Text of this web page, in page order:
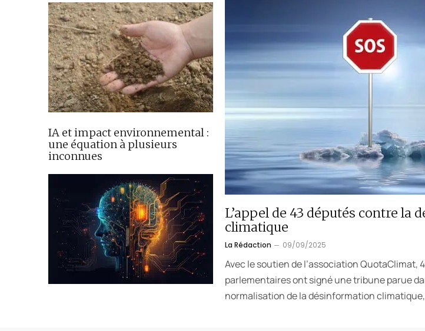
IA et impact environnemental :
une équation à plusieurs
inconnues
L’appel de 43 députés contre la
climatique
La Rédaction 09/09/2025
Avec le soutien de l’association QuotaClimat,
parlementaires ont signé une tribune parue
normalisation de la désinformation